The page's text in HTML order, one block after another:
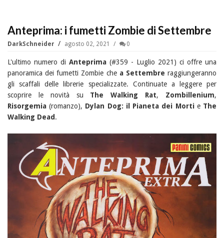
Anteprima: i fumetti Zombie di Settembre
DarkSchneider agosto 02, 2021 0
L'ultimo numero di Anteprima (#359 - Luglio 2021) ci offre una
panoramica dei fumetti Zombie che a Settembre raggiungeranno
gli scaffali delle librerie specializzate. Continuate a leggere per
scoprire le novità su The Walking Rat, Zombillenium,
Risorgemia (romanzo), Dylan Dog: il Pianeta dei Mortie The
Walking Dead.